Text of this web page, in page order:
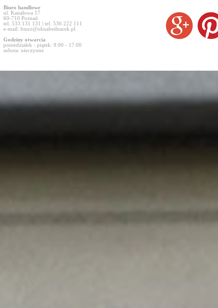
Biuro handlowe
ul. Kanałowa 17
60-710 Poznań
tel. 533 131 131 | tel. 536 222 111
e-mail: biuro@oknabednarek.pl
Godziny otwarcia
poniedziałek - piątek: 9:00 - 17:00
sobota: nieczynne